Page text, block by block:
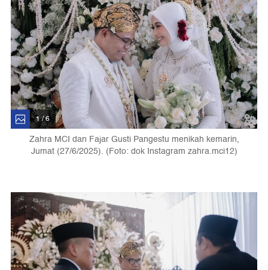
1 / 6
Zahra MCI dan Fajar Gusti Pangestu menikah kemarin,
Jumat (27/6/2025). (Foto: dok Instagram zahra.mci12)